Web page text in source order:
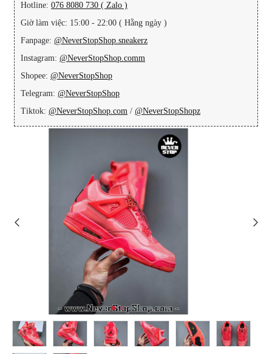
Hotline: 076 8080 730 ( Zalo )
Giờ làm việc: 15:00 - 22:00 ( Hằng ngày )
Fanpage: @NeverStopShop.sneakerz
Instagram: @NeverStopShop.comm
Shopee: @NeverStopShop
Telegram: @NeverStopShop
Tiktok: @NeverStopShop.com / @NeverStopShopz